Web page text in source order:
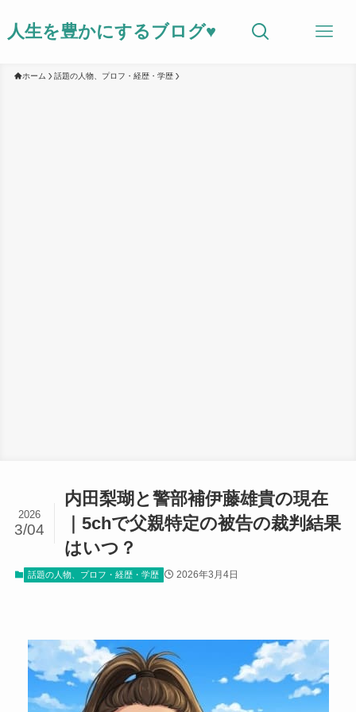
人生を豊かにするブログ♥
ホーム 話題の人物、プロフ・経歴・学歴
内田梨瑚と警部補伊藤雄貴の現在
｜5chで父親特定の被告の裁判結果
はいつ？
2026
3/04
話題の人物、プロフ・経歴・学歴 2026年3月4日